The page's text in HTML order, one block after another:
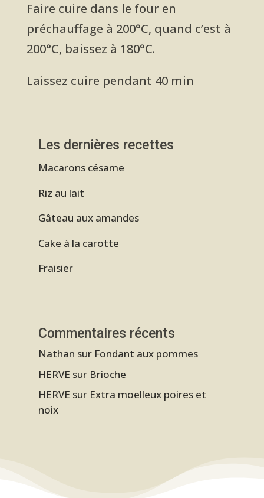
Faire cuire dans le four en
préchauffage à 200°C, quand c’est à
200°C, baissez à 180°C.
Laissez cuire pendant 40 min
Les dernières recettes
Macarons césame
Riz au lait
Gâteau aux amandes
Cake à la carotte
Fraisier
Commentaires récents
Nathan sur Fondant aux pommes
HERVE sur Brioche
HERVE sur Extra moelleux poires et
noix